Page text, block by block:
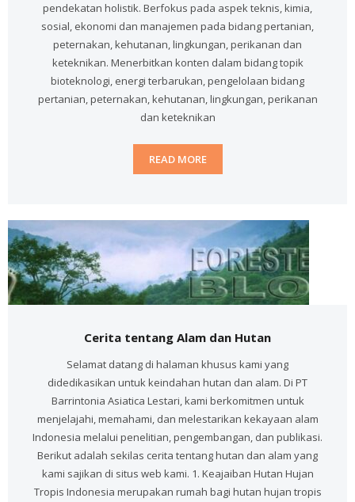
pendekatan holistik. Berfokus pada aspek teknis, kimia,
sosial, ekonomi dan manajemen pada bidang pertanian,
peternakan, kehutanan, lingkungan, perikanan dan
keteknikan. Menerbitkan konten dalam bidang topik
bioteknologi, energi terbarukan, pengelolaan bidang
pertanian, peternakan, kehutanan, lingkungan, perikanan
dan keteknikan
READ MORE
Cerita tentang Alam dan Hutan
Selamat datang di halaman khusus kami yang
didedikasikan untuk keindahan hutan dan alam. Di PT
Barrintonia Asiatica Lestari, kami berkomitmen untuk
menjelajahi, memahami, dan melestarikan kekayaan alam
Indonesia melalui penelitian, pengembangan, dan publikasi.
Berikut adalah sekilas cerita tentang hutan dan alam yang
kami sajikan di situs web kami. 1. Keajaiban Hutan Hujan
Tropis Indonesia merupakan rumah bagi hutan hujan tropis